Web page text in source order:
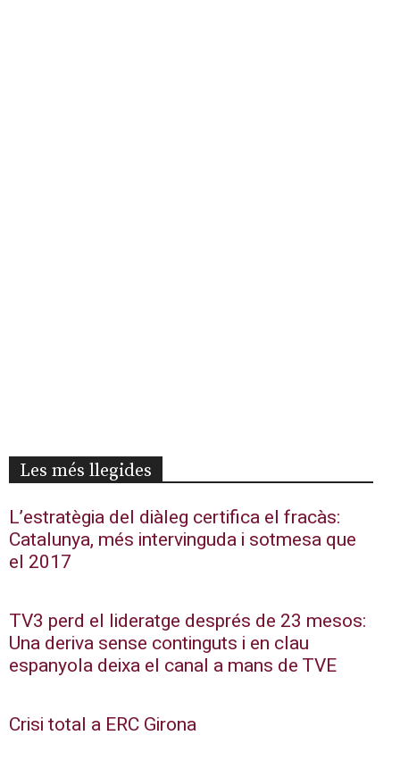
Les més llegides
L’estratègia del diàleg certifica el fracàs:
Catalunya, més intervinguda i sotmesa que
el 2017
TV3 perd el lideratge després de 23 mesos:
Una deriva sense continguts i en clau
espanyola deixa el canal a mans de TVE
Crisi total a ERC Girona